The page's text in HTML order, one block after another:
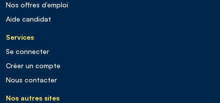
Nos offres d’emploi
Aide candidat
Services
Se connecter
Créer un compte
Nous contacter
Nos autres sites